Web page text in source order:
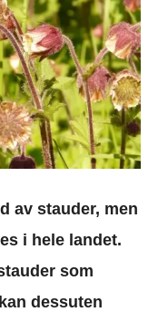
av stauder, men
i hele landet.
som
dessuten